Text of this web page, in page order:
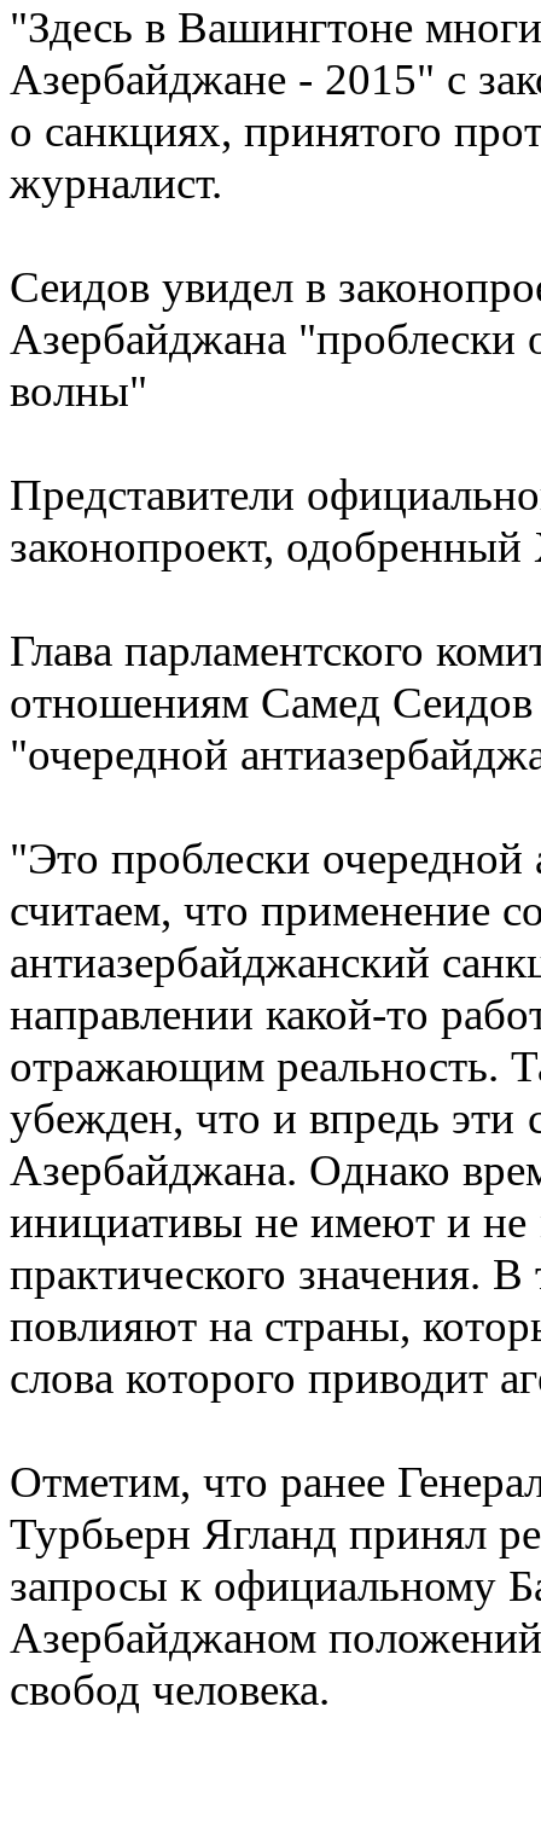
"Здесь в Вашингтоне
Азербайджане - 2015" с
о санкциях, принятого
журналист.
Сеидов увидел в
Азербайджана "проблески
волны"
Представители
законопроект,
Глава парламентского
отношениям Самед Сеидов
"очередной
"Это проблески
считаем, что применение
антиазербайджанский
направлении какой-то
отражающим реальность.
убежден, что и впредь эти
Азербайджана. Однако
инициативы не имеют и не
практического значения.
повлияют на страны,
слова которого приводит
Отметим, что ранее
Турбьерн Ягланд принял
запросы к официальному
Азербайджаном
свобод человека.